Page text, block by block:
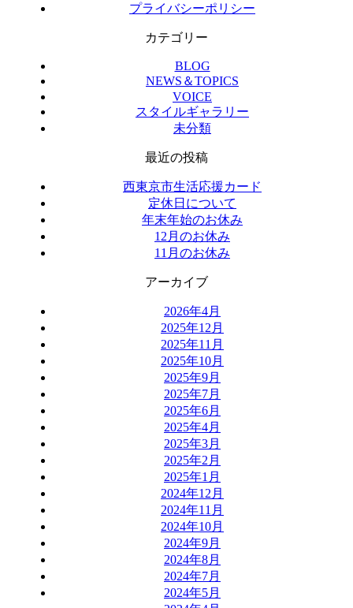
プライバシーポリシー
カテゴリー
BLOG
NEWS＆TOPICS
VOICE
スタイルギャラリー
未分類
最近の投稿
西東京市生活応援カード
定休日について
年末年始のお休み
12月のお休み
11月のお休み
アーカイブ
2026年4月
2025年12月
2025年11月
2025年10月
2025年9月
2025年7月
2025年6月
2025年4月
2025年3月
2025年2月
2025年1月
2024年12月
2024年11月
2024年10月
2024年9月
2024年8月
2024年7月
2024年5月